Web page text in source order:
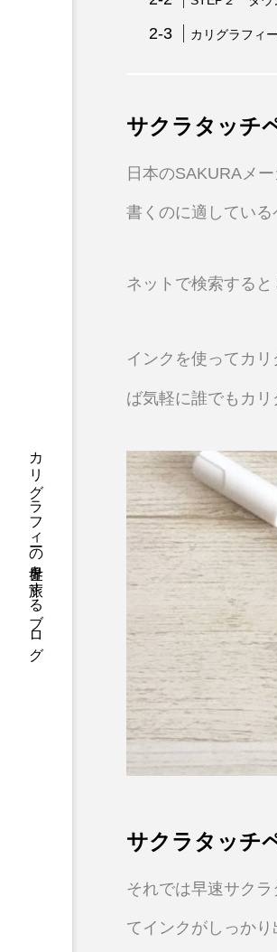
カリグラフィーの世界を旅するブログ
カリグラフィ
サクラタッチ
日本のSAKURAメ
書くのに適している
ネットで検索すると
インクを使ってカ
ば気軽に誰でもカリ
サクラタッチ
それでは早速サク
てインクがしっかり